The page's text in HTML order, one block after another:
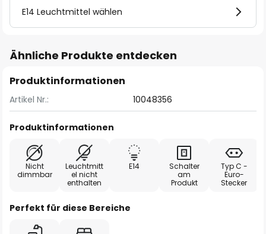
E14 Leuchtmittel wählen
Ähnliche Produkte entdecken
Produktinformationen
Artikel Nr.: 10048356
Produktinformationen
Nicht
dimmbar
Leuchtmitt
el nicht
enthalten
E14
Schalter
am
Produkt
Typ C -
Euro-
Stecker
Perfekt für diese Bereiche